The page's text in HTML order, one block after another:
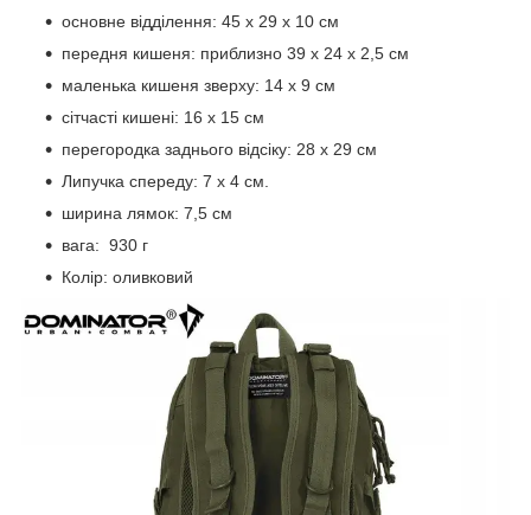
основне відділення: 45 х 29 х 10 см
передня кишеня: приблизно 39 х 24 х 2,5 см
маленька кишеня зверху: 14 х 9 см
сітчасті кишені: 16 х 15 см
перегородка заднього відсіку: 28 x 29 см
Липучка спереду: 7 х 4 см.
ширина лямок: 7,5 см
вага: 930 г
Колір: оливковий